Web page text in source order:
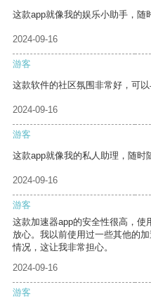
这款app就像我的娱乐小助手，随
2024-09-16
游客
这款软件的社区氛围非常好，可以
2024-09-16
游客
这款app就像我的私人助理，随时
2024-09-16
游客
这款加速器app的安全性很高，使
放心。我以前使用过一些其他的
情况，这让我非常担心。
2024-09-16
游客